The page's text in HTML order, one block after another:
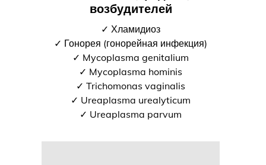
возбудителей
✓ Хламидиоз
✓ Гонорея (гонорейная инфекция)
✓ Mycoplasma genitalium
✓ Mycoplasma hominis
✓ Trichomonas vaginalis
✓ Ureaplasma urealyticum
✓ Ureaplasma parvum